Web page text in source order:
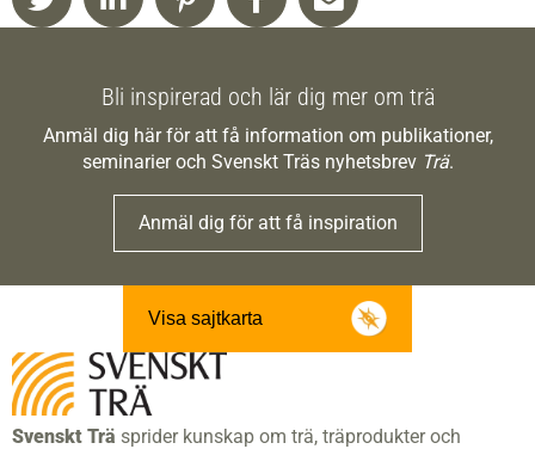
Bli inspirerad och lär dig mer om trä
Anmäl dig här för att få information om publikationer,
seminarier och Svenskt Träs nyhetsbrev Trä.
Anmäl dig för att få inspiration
Visa sajtkarta
Svenskt Trä sprider kunskap om trä, träprodukter och